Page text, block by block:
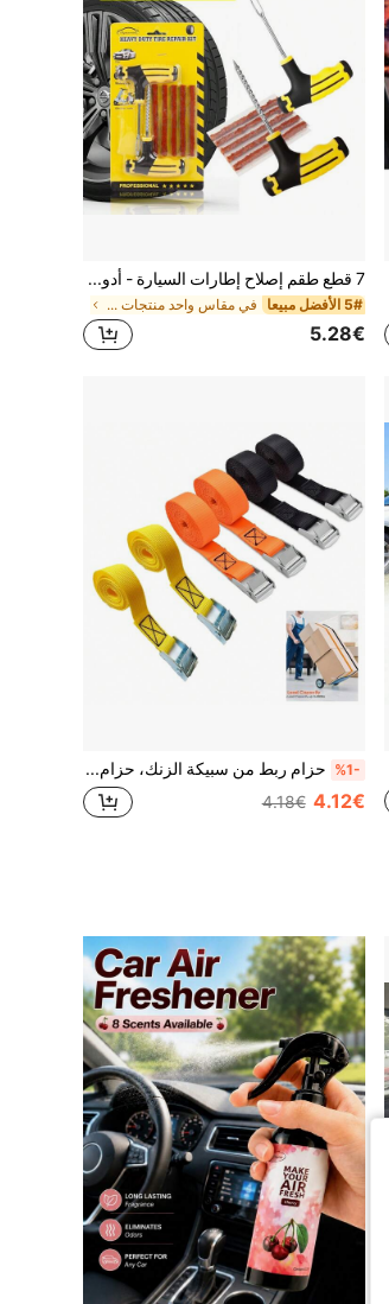
7 قطع طقم إصلاح إطارات السيارة - أدوات إصلاح ثقوب الإطارات، مناسبة للثقوب الصغيرة، محمول وسريع رقع الإطارات
5# الأفضل مبيعا في مقاس واحد منتجات السفر والطرق
5.28€
%1- حزام ربط من سبيكة الزنك، حزام شد من البولي بروبيلين للسيارة والدراجة النارية والدراجة والبضائع والأمتعة والطبالي، اكسسوار خارجي للسيارة باللون الأسود
4.12€
4.18€